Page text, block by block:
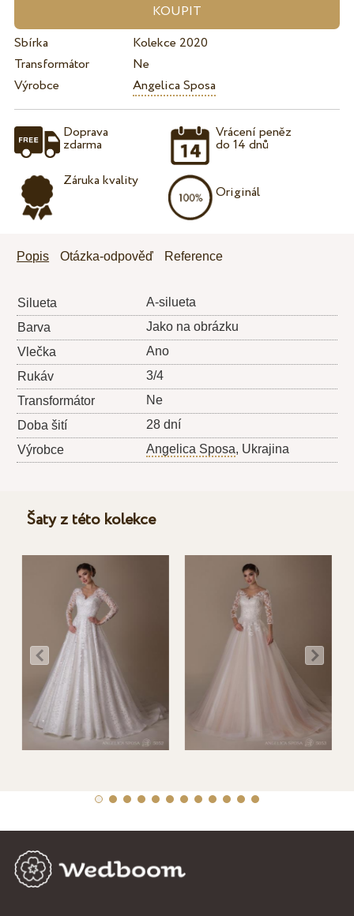
Sbírka
Kolekce 2020
Transformátor
Ne
Výrobce
Angelica Sposa
Doprava
zdarma
Záruka kvality
Vrácení peněz
do 14 dnů
Originál
Popis Otázka-odpověď Reference
Silueta
A-silueta
Barva
Jako na obrázku
Vlečka
Ano
Rukáv
3/4
Transformátor
Ne
Doba šití
28 dní
Výrobce
Angelica Sposa, Ukrajina
Šaty z této kolekce